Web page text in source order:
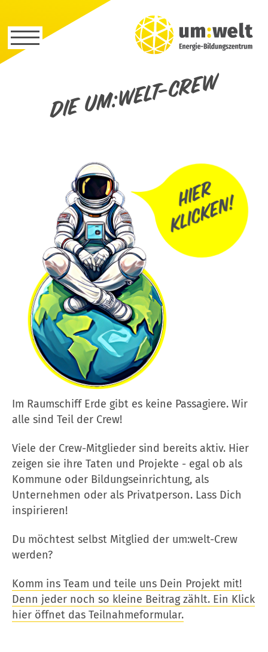
Die um:welt-Crew
Im Raumschiff Erde gibt es keine Passagiere. Wir
alle sind Teil der Crew!
Viele der Crew-Mitglieder sind bereits aktiv. Hier
zeigen sie ihre Taten und Projekte - egal ob als
Kommune oder Bildungseinrichtung, als
Unternehmen oder als Privatperson. Lass Dich
inspirieren!
Du möchtest selbst Mitglied der um:welt-Crew
werden?
Komm ins Team und teile uns Dein Projekt mit!
Denn jeder noch so kleine Beitrag zählt. Ein Klick
hier öffnet das Teilnahmeformular.